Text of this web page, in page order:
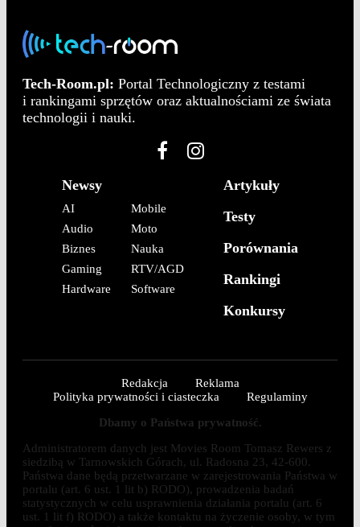
Tech-Room.pl: Portal Technologiczny z testami
i rankingami sprzętów oraz aktualnościami ze świata
technologii i nauki.
Newsy
AI
Audio
Biznes
Gaming
Hardware
Mobile
Moto
Nauka
RTV/AGD
Software
Artykuły
Testy
Porównania
Rankingi
Konkursy
Redakcja
Reklama
Polityka prywatności i ciasteczka
Regulaminy
Dbamy o Państwa prywatność.
Administratorem danych jest Movies Room Tomasz Rewers z
siedzibą w Tarnowskich Górach, ul. Radosna 23, 42-600.
Państwa dane będą przetwarzane w zarejestrowania Państwa w
portalu (art. 6 ust. 1 lit b) RODO), prowadzenia badań
statystycznych w celu usprawnienia działania portalu (art. 6
ust. 1 lit f) RODO) a także kontaktu na życzenie osoby, w tym